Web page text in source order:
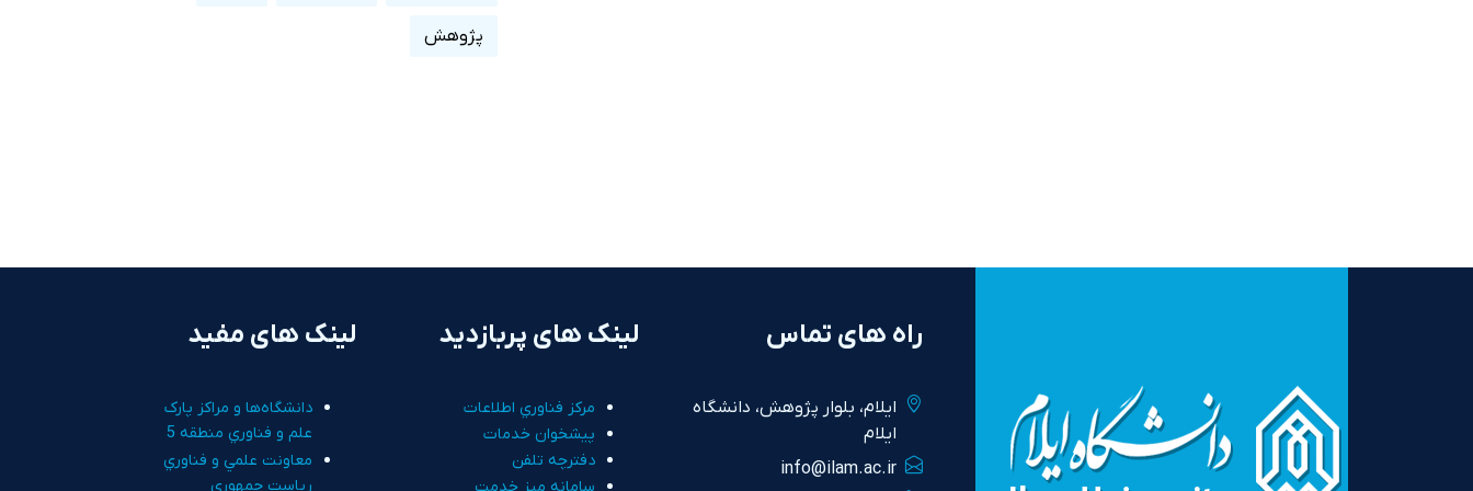
پژوهش
راه های تماس
ايلام، بلوار پژوهش، دانشگاه
ايلام
info@ilam.ac.ir
لینک های پربازدید
مرکز فناوري اطلاعات
پيشخوان خدمات
دفترچه تلفن
لینک های مفید
دانشگاه‌ها و مراکز پارک
علم و فناوري منطقه 5
معاونت علمي و فناوري
رياست جمهوري